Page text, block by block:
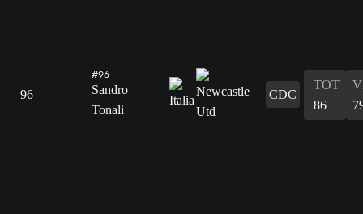
96
#96
Sandro
Tonali
CDC
TOT
86